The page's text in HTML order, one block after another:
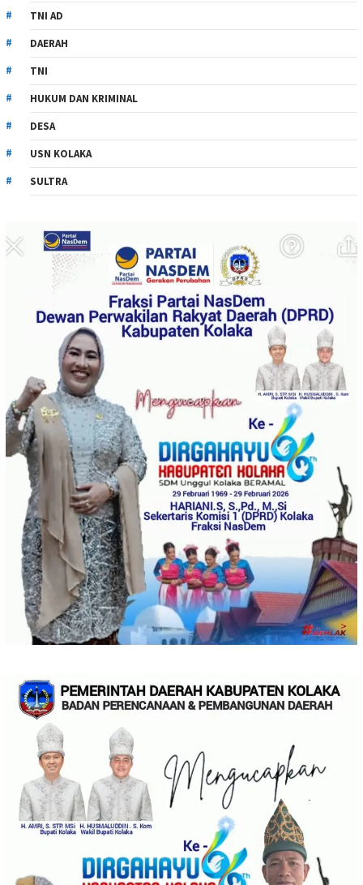
TNI AD
DAERAH
TNI
HUKUM DAN KRIMINAL
DESA
USN KOLAKA
SULTRA